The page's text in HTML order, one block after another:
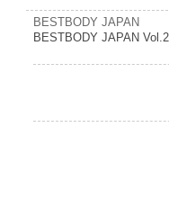
BESTBODY JAPAN
BESTBODY JAPAN Vol.2